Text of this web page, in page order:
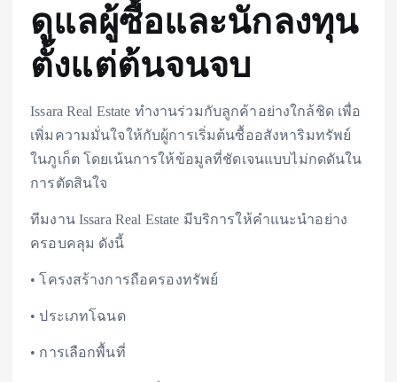
ดูแลผู้ซื้อและนักลงทุน
ตั้งแต่ต้นจนจบ
Issara Real Estate ทำงานร่วมกับลูกค้าอย่างใกล้ชิด เพื่อ
เพิ่มความมั่นใจให้กับผู้การเริ่มต้นซื้ออสังหาริมทรัพย์
ในภูเก็ต โดยเน้นการให้ข้อมูลที่ชัดเจนแบบไม่กดดันใน
การตัดสินใจ
ทีมงาน Issara Real Estate มีบริการให้คำแนะนำอย่าง
ครอบคลุม ดังนี้
• โครงสร้างการถือครองทรัพย์
• ประเภทโฉนด
• การเลือกพื้นที่